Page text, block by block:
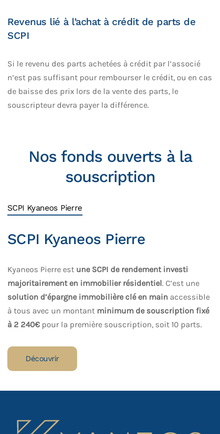
Revenus lié à l’achat à crédit de parts de
SCPI
Si le revenu des parts achetées à crédit par l’associé
n’est pas suffisant pour rembourser le crédit, ou en cas
de baisse des prix lors de la vente des parts, le
souscripteur devra payer la différence.
Nos fonds ouverts à la
souscription
SCPI Kyaneos Pierre
SCPI Kyaneos Pierre
Kyaneos Pierre est une SCPI de rendement investi
majoritairement en immobilier résidentiel . C’est une
solution d’épargne immobilière clé en main accessible
à tous avec un montant minimum de souscription fixé
à 2 240€ pour la première souscription, soit 10 parts.
Découvrir